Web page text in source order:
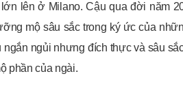
lên ở Milano. Cậu qua đời năm
mộ sâu sắc trong ký ức của
ngủi nhưng đích thực và sâu
phần của ngài.